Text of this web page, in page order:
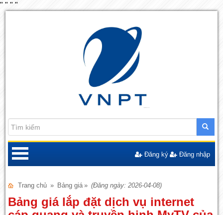
" " " "
Đăng ký Đăng nhập
Trang chủ » Bảng giá » (Đăng ngày: 2026-04-08)
Bảng giá lắp đặt dịch vụ internet